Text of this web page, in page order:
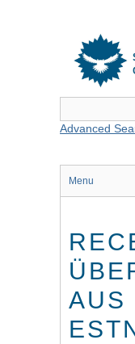
Advanced
Menu
AUS